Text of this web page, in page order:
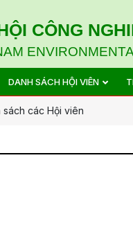
CÔNG
DANH SÁCH HỘI VIÊN
sách các Hội viên